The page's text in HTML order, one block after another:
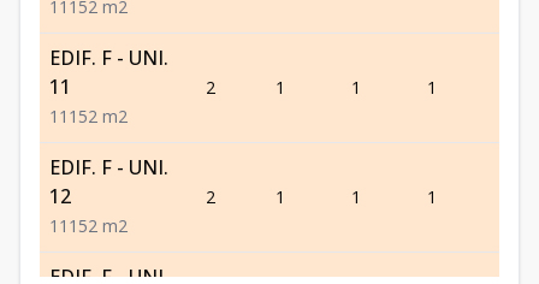
1 1 1 52 m2
EDIF. F - UNI.
11
1 1 1 52 m2
2 1 1 1
EDIF. F - UNI.
12
1 1 1 52 m2
2 1 1 1
EDIF. F - UNI.